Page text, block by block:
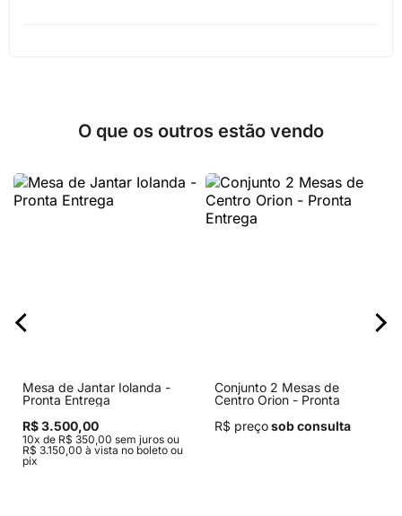
O que os outros estão vendo
Mesa de Jantar Iolanda -
Pronta Entrega
R$ 3.500,00
10x de R$ 350,00 sem juros ou
R$ 3.150,00 à vista no boleto ou
pix
Conjunto 2 Mesas de
Centro Orion - Pronta
R$ preçosob consulta